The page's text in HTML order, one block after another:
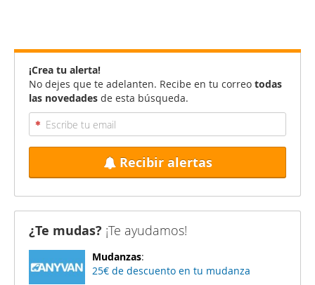
¡Crea tu alerta!
No dejes que te adelanten. Recibe en tu correo todas
las novedades de esta búsqueda.
Recibir alertas
¿Te mudas? ¡Te ayudamos!
Mudanzas:
25€ de descuento en tu mudanza